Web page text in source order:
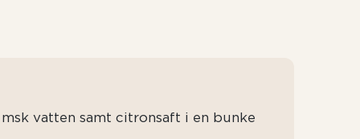
vatten samt citronsaft i en bunke